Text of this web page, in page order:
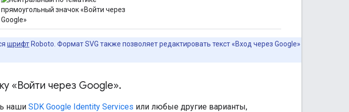
шрифт Roboto. Формат SVG также позволяет редактировать текст «Вход через Google»
«Войти через Google».
наши SDK Google Identity Services или любые другие варианты,